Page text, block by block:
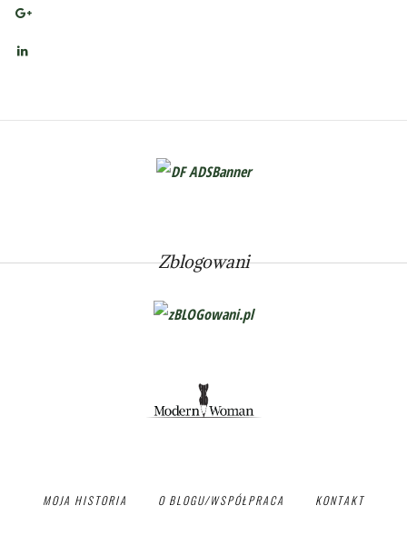
Zblogowani
MOJA HISTORIA O BLOGU/WSPÓŁPRACA KONTAKT